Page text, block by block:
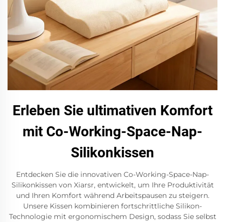
Erleben Sie ultimativen Komfort
mit Co-Working-Space-Nap-
Silikonkissen
Entdecken Sie die innovativen Co-Working-Space-Nap-
Silikonkissen von Xiarsr, entwickelt, um Ihre Produktivität
und Ihren Komfort während Arbeitspausen zu steigern.
Unsere Kissen kombinieren fortschrittliche Silikon-
Technologie mit ergonomischem Design, sodass Sie selbst